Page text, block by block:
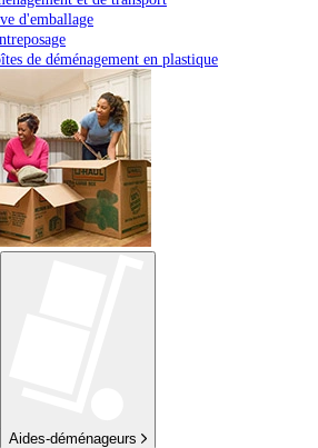
d'emballage
de déménagement en plastique
Aides-déménageurs